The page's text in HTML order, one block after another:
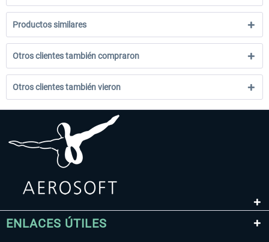
Productos similares
Otros clientes también compraron
Otros clientes también vieron
ENLACES ÚTILES